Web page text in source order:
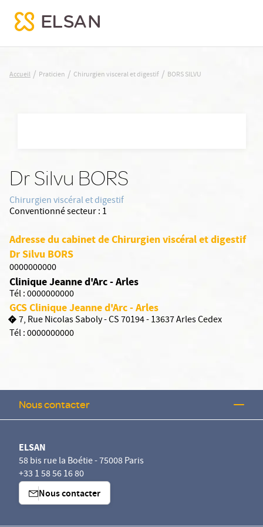
BORS SILVU
Accueil / Praticien / Chirurgien visceral et digestif / BORS SILVU
Dr Silvu BORS
Chirurgien viscéral et digestif
Conventionné secteur : 1
Adresse du cabinet de Chirurgien viscéral et digestif
Dr Silvu BORS
0000000000
Clinique Jeanne d'Arc - Arles
Tél :0000000000
GCS Clinique Jeanne d'Arc - Arles
7, Rue Nicolas Saboly - CS 70194 - 13637 Arles Cedex
Tél :0000000000
Nous contacter
ELSAN
58 bis rue la Boétie - 75008 Paris
+33 1 58 56 16 80
Nous contacter